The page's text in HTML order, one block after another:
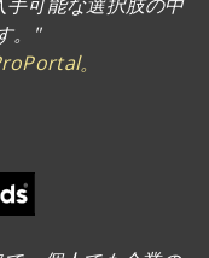
。"
。